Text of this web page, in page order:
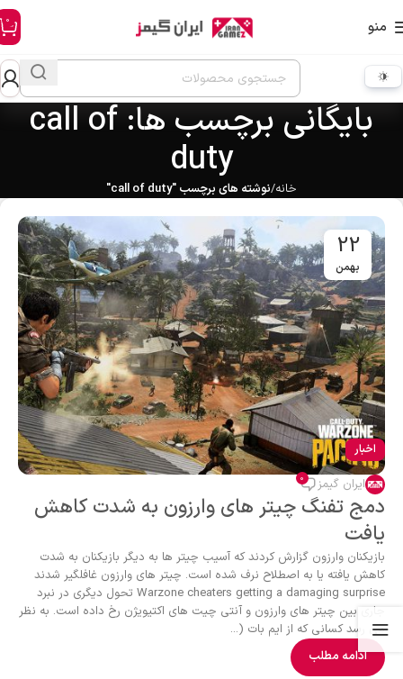
منو 0
بایگانی برچسب ها: call of
duty
خانه نوشته های برچسب "call of duty"
22
بهمن
اخبار
ایران گیمز 0
دمج تفنگ چیتر های وارزون به شدت کاهش
یافت
بازیکنان وارزون گزارش کردند که آسیب چیتر ها به دیگر بازیکنان به شدت
کاهش یافته یا به اصطلاح نرف شده است. چیتر های وارزون غافلگیر شدند
Warzone cheaters getting a damaging surprise تحول دیگری در نبرد
جاری بین چیتر های وارزون و آنتی چیت های اکتیویژن رخ داده است. به نظر
می رسد کسانی که از ایم بات (...
ادامه مطلب